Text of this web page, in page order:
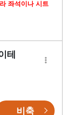
좌석이나 시트
테
비축